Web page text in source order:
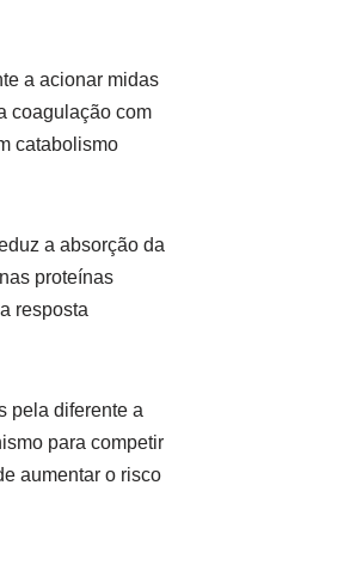
a acionar midas
coagulação com
catabolismo
a absorção da
proteínas
resposta
pela diferente a
para competir
aumentar o risco